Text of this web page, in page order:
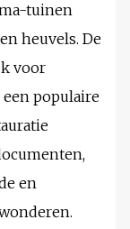
tuinen
heuvels. De
voor
populaire
en